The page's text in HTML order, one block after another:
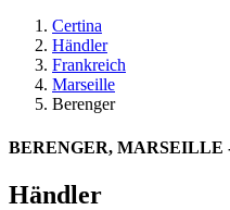
Certina
Händler
Frankreich
Marseille
Berenger
BERENGER, MARSEILLE
Händler